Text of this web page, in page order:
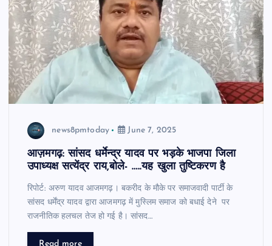
news8pmtoday June 7, 2025
आज़मगढ़: सांसद धर्मेन्द्र यादव पर भड़के भाजपा जिला
उपाध्यक्ष सत्येंद्र राय,बोले- …..यह खुला तुष्टिकरण है
रिपोर्ट: अरुण यादव आजमगढ़। बकरीद के मौके पर समाजवादी पार्टी के
सांसद धर्मेंद्र यादव द्वारा आजमगढ़ में मुस्लिम समाज को बधाई देने पर
राजनीतिक हलचल तेज हो गई है। सांसद…
Read more